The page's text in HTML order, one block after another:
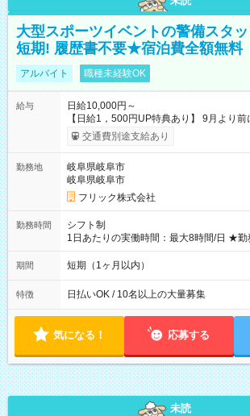
大型スポーツイベントの警備スタ
短期! 履歴書不要★宿泊費全額無料
アルバイト 職種未経験OK
給与
日給10,000円～
【日給1，500円UP特典あり】 9月より
ると 期間中(9/16~10/23) の日給がUP! 日
り稼げます♪ 【試用期間】試用期間なし
交通費別途支給あり
勤務地
岐阜県岐阜市
岐阜県岐阜市
フリック株式会社
勤務時間
シフト制
1日あたりの実働時間：最大8時間/日 ★
日~2026年10月23日 短期勤務OK! 期間中
※週3~5日勤務(勤務日数応相談) ※期間前
り ※夜勤シフトあり
期間 短期（1ヶ月以内）
特徴 日払いOK / 10名以上の大量募集
気になる！ 応募する
未読